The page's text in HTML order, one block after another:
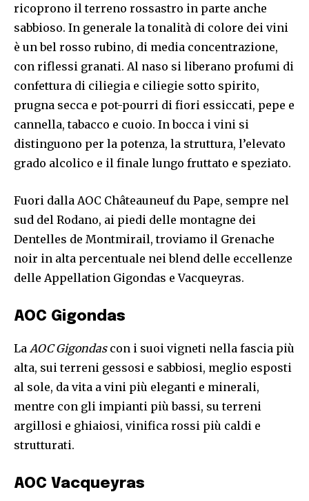
ricoprono il terreno rossastro in parte anche
sabbioso. In generale la tonalità di colore dei vini
è un bel rosso rubino, di media concentrazione,
con riflessi granati. Al naso si liberano profumi di
confettura di ciliegia e ciliegie sotto spirito,
prugna secca e pot-pourri di fiori essiccati, pepe e
cannella, tabacco e cuoio. In bocca i vini si
distinguono per la potenza, la struttura, l’elevato
grado alcolico e il finale lungo fruttato e speziato.
Fuori dalla AOC Châteauneuf du Pape, sempre nel
sud del Rodano, ai piedi delle montagne dei
Dentelles de Montmirail, troviamo il Grenache
noir in alta percentuale nei blend delle eccellenze
delle Appellation Gigondas e Vacqueyras.
AOC Gigondas
La AOC Gigondascon i suoi vigneti nella fascia più
alta, sui terreni gessosi e sabbiosi, meglio esposti
al sole, da vita a vini più eleganti e minerali,
mentre con gli impianti più bassi, su terreni
argillosi e ghiaiosi, vinifica rossi più caldi e
strutturati.
AOC Vacqueyras